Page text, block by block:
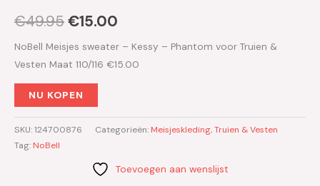
€49.95€15.00
NoBell Meisjes sweater – Kessy – Phantom voor Truien &
Vesten Maat 110/116 €15.00
NU KOPEN
SKU:124700876 Categorieën: Meisjeskleding,Truien & Vesten
Tag: NoBell
Toevoegen aan wenslijst